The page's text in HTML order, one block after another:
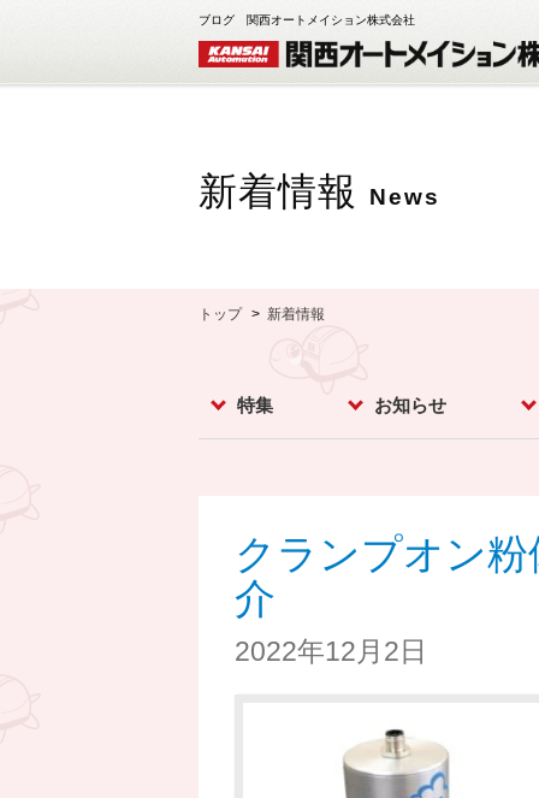
ブログ 関西オートメイション株式会社
新着情報 News
トップ 新着情報
特集 お知らせ
ん
クランプオン
介
2022年12月2日